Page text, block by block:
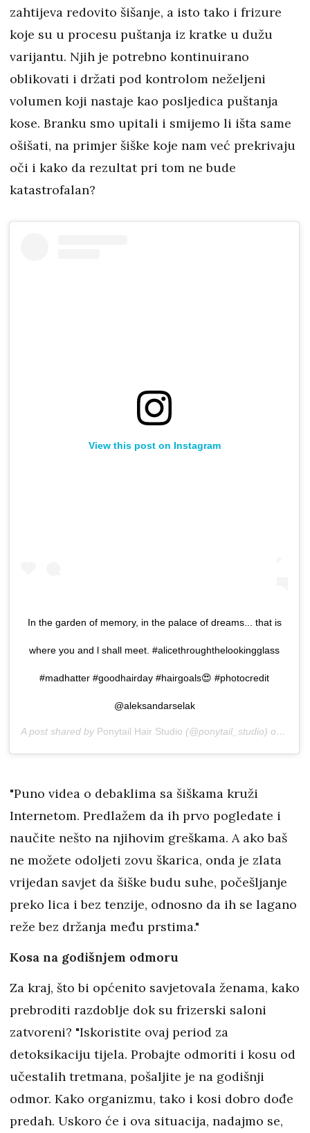
zahtijeva redovito šišanje, a isto tako i frizure
koje su u procesu puštanja iz kratke u dužu
varijantu. Njih je potrebno kontinuirano
oblikovati i držati pod kontrolom neželjeni
volumen koji nastaje kao posljedica puštanja
kose. Branku smo upitali i smijemo li išta same
ošišati, na primjer šiške koje nam već prekrivaju
oči i kako da rezultat pri tom ne bude
katastrofalan?
View this post on Instagram
In the garden of memory, in the palace of dreams... that is
where you and l shall meet. #alicethroughthelookingglass
#madhatter #goodhairday #hairgoals😍 #photocredit
@aleksandarselak
A post shared by Ponytail Hair Studio (@ponytail_studio) on
"Puno videa o debaklima sa šiškama kruži
Internetom. Predlažem da ih prvo pogledate i
naučite nešto na njihovim greškama. A ako baš
ne možete odoljeti zovu škarica, onda je zlata
vrijedan savjet da šiške budu suhe, počešljanje
preko lica i bez tenzije, odnosno da ih se lagano
reže bez držanja među prstima."
Kosa na godišnjem odmoru
Za kraj, što bi općenito savjetovala ženama, kako
prebroditi razdoblje dok su frizerski saloni
zatvoreni? "Iskoristite ovaj period za
detoksikaciju tijela. Probajte odmoriti i kosu od
učestalih tretmana, pošaljite je na godišnji
odmor. Kako organizmu, tako i kosi dobro dođe
predah. Uskoro će i ova situacija, nadajmo se,